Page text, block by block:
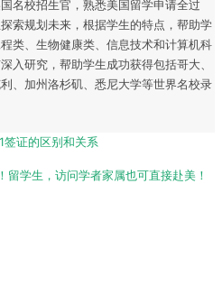
名校招生官，熟悉美国留学申请全过
索规划未来，根据学生的特点，帮助学
类、生物健康类、信息技术和计算机科
入研究，帮助学生成功获得包括哥大、
、加州洛杉矶、悉尼大学等世界名校录
证的区别和关系
留学生，访问学者家属也可直接赴美！